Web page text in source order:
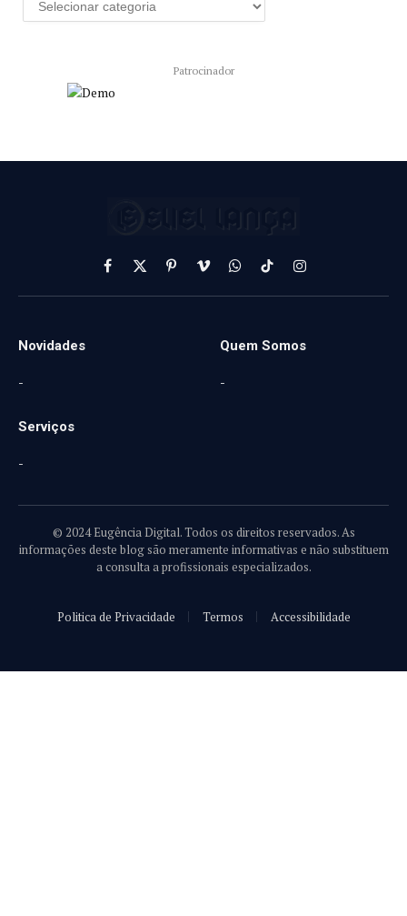
Patrocinador
Facebook
X
(Twitter)
PinterestVimeoWhatsApp
TikTokInstagram
Novidades
-
Quem Somos
-
Serviços
-
© 2024 Eugência Digital. Todos os direitos reservados. As
informações deste blog são meramente informativas e não substituem
a consulta a profissionais especializados.
Politica de Privacidade Termos Accessibilidade